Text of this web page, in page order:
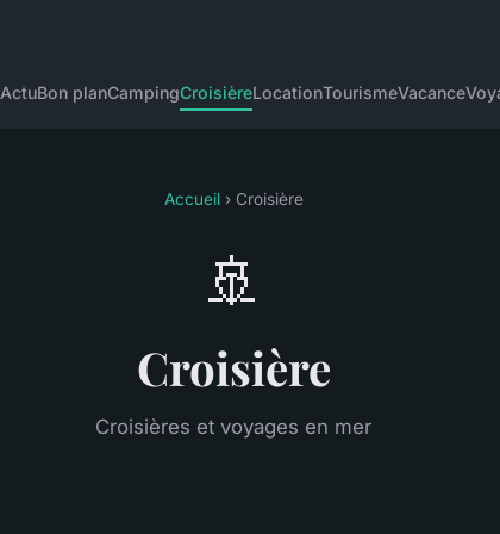
ActuBon planCampingCroisièreLocationTourismeVacance
Accueil› Croisière
🚢
Croisière
Croisières et voyages en mer